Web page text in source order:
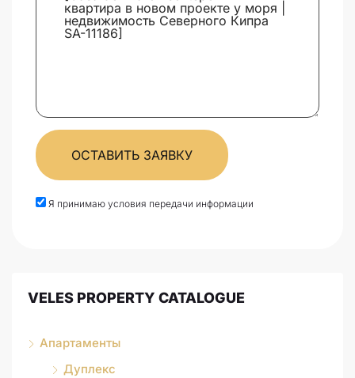
ОСТАВИТЬ ЗАЯВКУ
Я принимаю условия передачи информации
VELES PROPERTY CATALOGUE
Апартаменты
Дуплекс